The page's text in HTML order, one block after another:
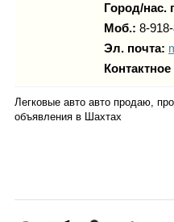
Город/нас.
Моб.: 8-
Эл. почта:
Легковые авто авто продаю,
объявления в Шахтах